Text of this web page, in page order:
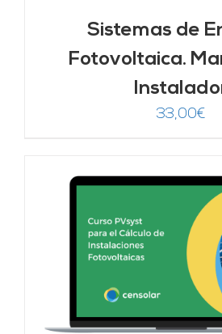
Sistemas de
Fotovoltaica.
33,00€